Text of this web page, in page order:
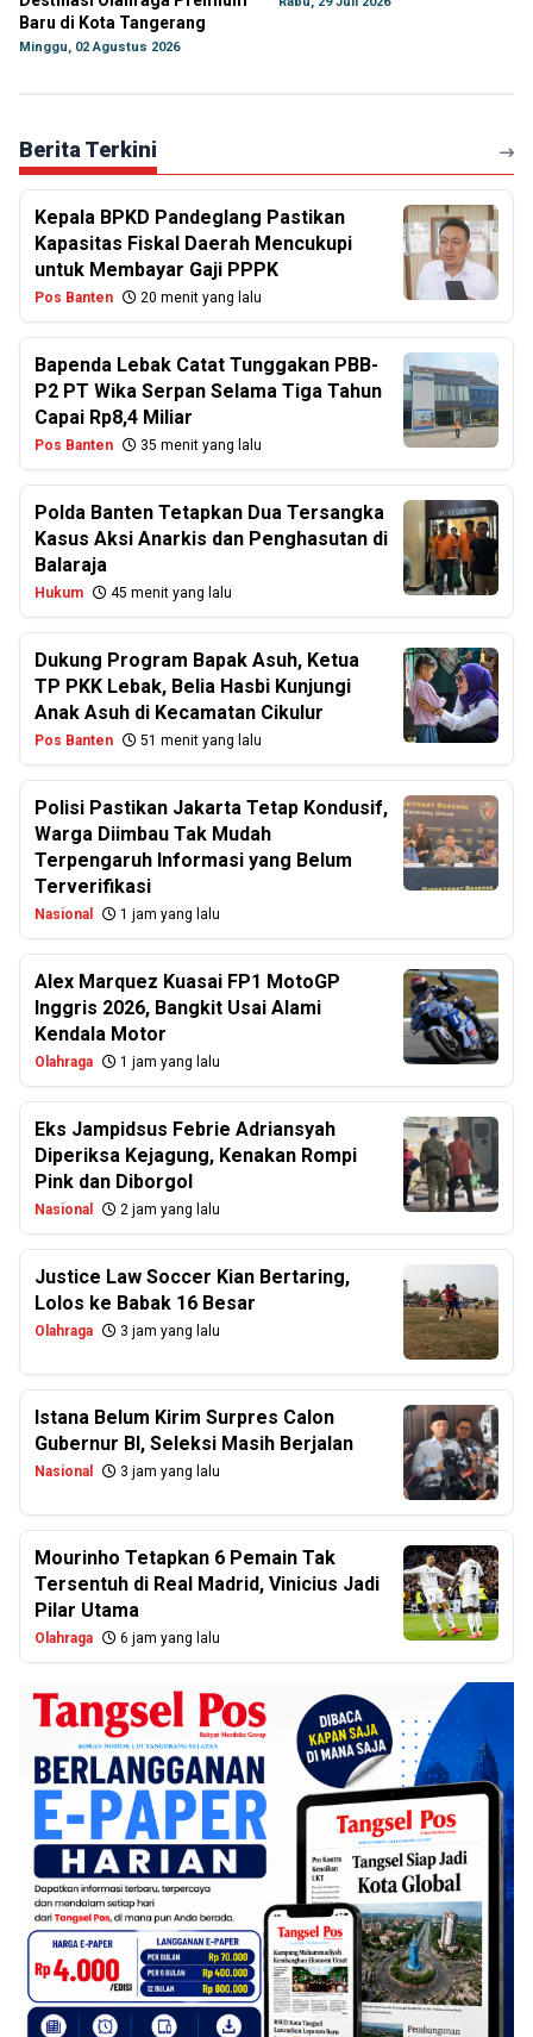
Baru di Kota Tangerang
Minggu, 02 Agustus 2026
Berita Terkini
Kepala BPKD Pandeglang Pastikan
Kapasitas Fiskal Daerah Mencukupi
untuk Membayar Gaji PPPK
Pos Banten 20 menit yang lalu
Bapenda Lebak Catat Tunggakan PBB-
P2 PT Wika Serpan Selama Tiga Tahun
Capai Rp8,4 Miliar
Pos Banten 35 menit yang lalu
Polda Banten Tetapkan Dua Tersangka
Kasus Aksi Anarkis dan Penghasutan di
Balaraja
Hukum 45 menit yang lalu
Dukung Program Bapak Asuh, Ketua
TP PKK Lebak, Belia Hasbi Kunjungi
Anak Asuh di Kecamatan Cikulur
Pos Banten 51 menit yang lalu
Polisi Pastikan Jakarta Tetap Kondusif,
Warga Diimbau Tak Mudah
Terpengaruh Informasi yang Belum
Terverifikasi
Nasional 1 jam yang lalu
Alex Marquez Kuasai FP1 MotoGP
Inggris 2026, Bangkit Usai Alami
Kendala Motor
Olahraga 1 jam yang lalu
Eks Jampidsus Febrie Adriansyah
Diperiksa Kejagung, Kenakan Rompi
Pink dan Diborgol
Nasional 2 jam yang lalu
Justice Law Soccer Kian Bertaring,
Lolos ke Babak 16 Besar
Olahraga 3 jam yang lalu
Istana Belum Kirim Surpres Calon
Gubernur BI, Seleksi Masih Berjalan
Nasional 3 jam yang lalu
Mourinho Tetapkan 6 Pemain Tak
Tersentuh di Real Madrid, Vinicius Jadi
Pilar Utama
Olahraga 6 jam yang lalu